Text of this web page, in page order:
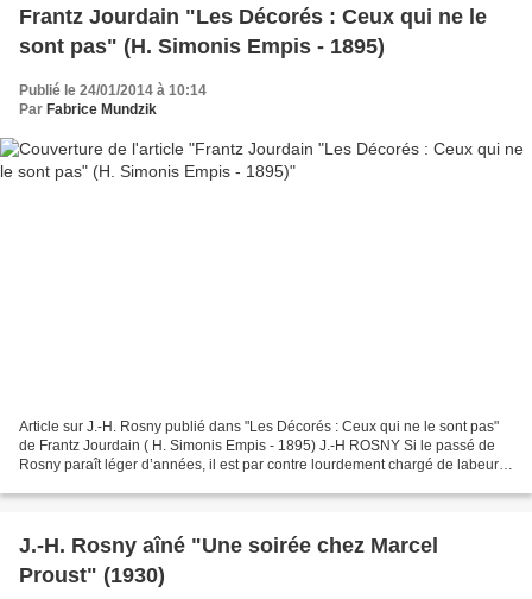
Frantz Jourdain "Les Décorés : Ceux qui ne le
sont pas" (H. Simonis Empis - 1895)
Publié le 24/01/2014 à 10:14
Par Fabrice Mundzik
Article sur J.-H. Rosny publié dans "Les Décorés : Ceux qui ne le sont pas"
de Frantz Jourdain ( H. Simonis Empis - 1895) J.-H ROSNY Si le passé de
Rosny paraît léger d’années, il est par contre lourdement chargé de labeur
J.-H. Rosny aîné "Une soirée chez Marcel
Proust" (1930)